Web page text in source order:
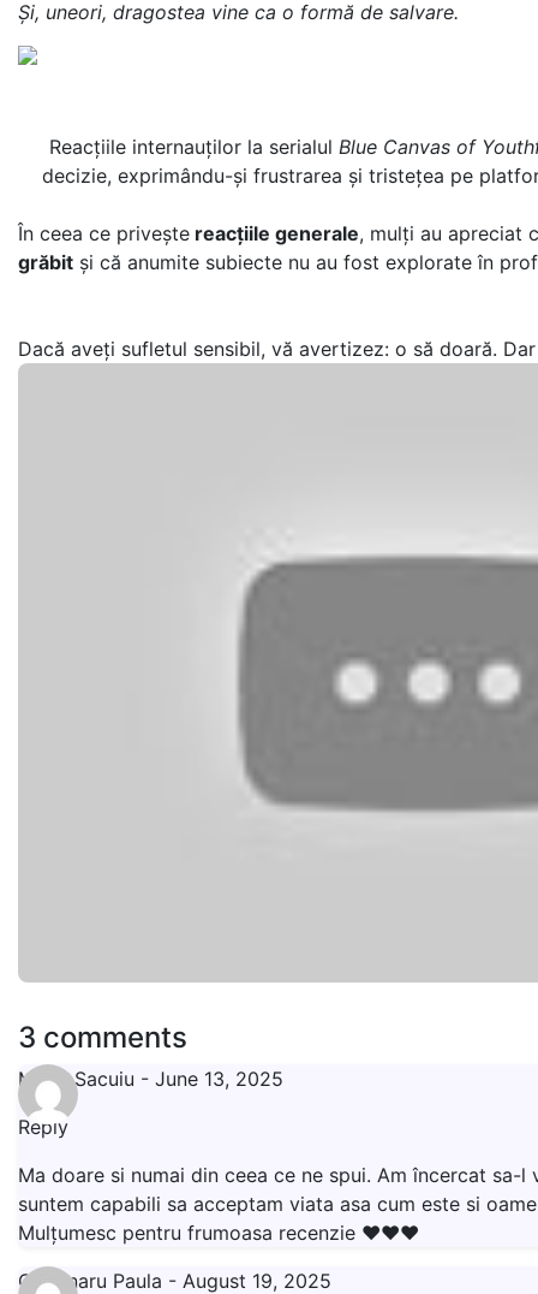
Și, uneori, dragostea vine ca o formă de salvare.
Reacțiile internauților la serialul Blue Canvas of
decizie, exprimându-și frustrarea și tristețea pe
În ceea ce privește reacțiile generale, mulți au apreciat
grăbit și că anumite subiecte nu au fost explorate în
Dacă aveți sufletul sensibil, vă avertizez: o să doară.
3 comments
Mona Sacuiu - June 13, 2025
Reply
Ma doare si numai din ceea ce ne spui. Am încercat
suntem capabili sa acceptam viata asa cum este si
Mulțumesc pentru frumoasa recenzie ❤️❤️❤️
Gradinaru Paula - August 19, 2025